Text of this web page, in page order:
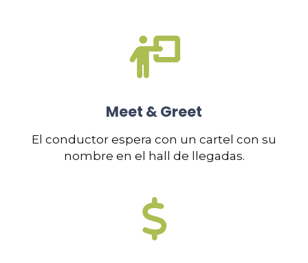
Meet & Greet
El conductor espera con un cartel con su
nombre en el hall de llegadas.